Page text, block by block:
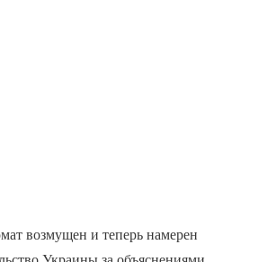
возмущен и теперь намерен